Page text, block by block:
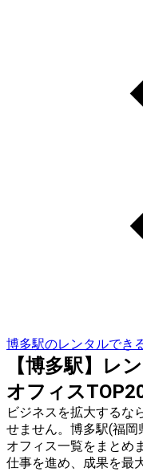
博多駅のレンタルでき
【博多駅】レ
オフィス
ビジネスを拡大するな
せません。博多駅(福岡
オフィス一覧をまとめ
仕事を進め、成果を最